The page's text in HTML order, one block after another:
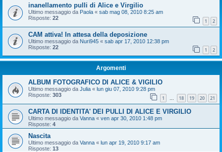
inanellamento pulli di Alice e Virgilio
Ultimo messaggio da Paola « sab mag 08, 2010 8:25 am
Risposte: 22 1 2
CAM attiva! In attesa della deposizione
Ultimo messaggio da Nuri945 « sab apr 17, 2010 12:38 pm
Risposte: 22 1 2
Argomenti
ALBUM FOTOGRAFICO DI ALICE & VIGILIO
Ultimo messaggio da Julia « lun giu 07, 2010 9:28 pm
Risposte: 303 1 … 18 19 20 21
CARTA DI IDENTITA' DEI PULLI DI ALICE E VIRGILIO
Ultimo messaggio da Vanna « ven apr 30, 2010 1:48 pm
Risposte: 4
Nascita
Ultimo messaggio da Vanna « lun apr 19, 2010 9:17 am
Risposte: 13